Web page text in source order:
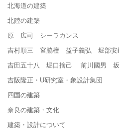
北海道の建築
北陸の建築
原 広司 シーラカンス
吉村順三 宮脇檀 益子義弘 堀部安
吉田五十八 堀口捨己 前川國男
吉阪隆正・U研究室・象設計集団
四国の建築
奈良の建築・文化
建築・設計について